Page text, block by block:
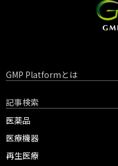
GMP Platformとは
記事検索
医薬品
医療機器
再生医療